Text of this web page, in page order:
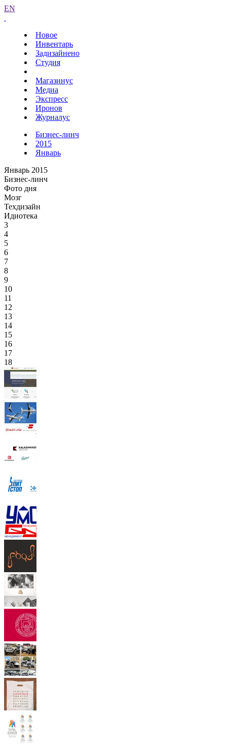
EN
Новое
Инвентарь
Задизайнено
Студия
Магазинус
Медиа
Экспресс
Иронов
Журналус
Бизнес-линч
2015
Январь
Январь 2015
Бизнес-линч
Фото дня
Мозг
Техдизайн
Идиотека
3
4
5
6
7
8
9
10
11
12
13
14
15
16
17
18